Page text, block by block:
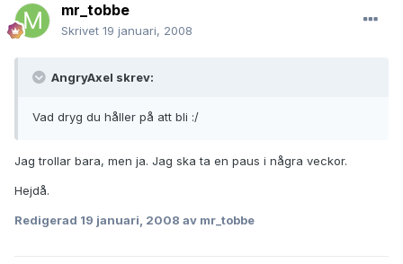
mr_tobbe
Skrivet 19 januari, 2008
AngryAxel skrev:
Vad dryg du håller på att bli :/
Jag trollar bara, men ja. Jag ska ta en paus i några veckor.
Hejdå.
Redigerad 19 januari, 2008 av mr_tobbe